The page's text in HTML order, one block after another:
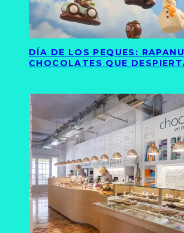
DÍA DE LOS PEQUES:
CHOCOLATES QUE